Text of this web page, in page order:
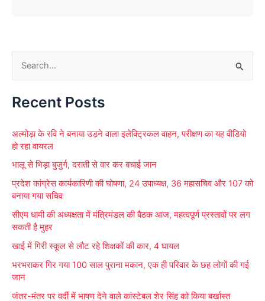
a
c
o
:
Recent Posts
अल्मोड़ा के रवि ने बनाया उड़ने वाला इलेक्ट्रिकल वाहन, परीक्षण का यह वीडियो
हो रहा वायरल
भालू से भिड़ा बुजुर्ग, दराती से वार कर बचाई जान
प्रदेश कांग्रेस कार्यकारिणी की घोषणा, 24 उपाध्यक्ष, 36 महासचिव और 107 को
बनाया गया सचिव
सीएम धामी की अध्यक्षता में मंत्रिमंडल की बैठक आज, महत्वपूर्ण प्रस्तावों पर लग
सकती है मुहर
खाई में गिरी स्कूल से लौट रहे शिक्षकों की कार, 4 घायल
भरभराकर गिर गया 100 साल पुराना मकान, एक ही परिवार के छह लोगों की गई
जान
जंतर-मंतर पर वर्दी में भाषण देने वाले कांस्टेबल शेर सिंह को किया बर्खास्त